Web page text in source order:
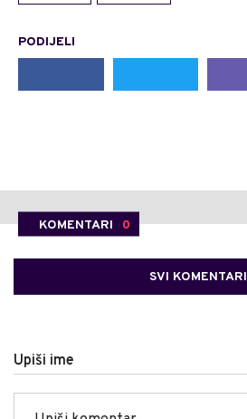
PODIJELI
KOMENTARI 0
SVI KOMENTARI
Upiši ime